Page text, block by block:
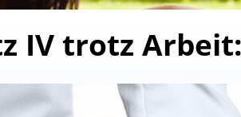
IV trotz